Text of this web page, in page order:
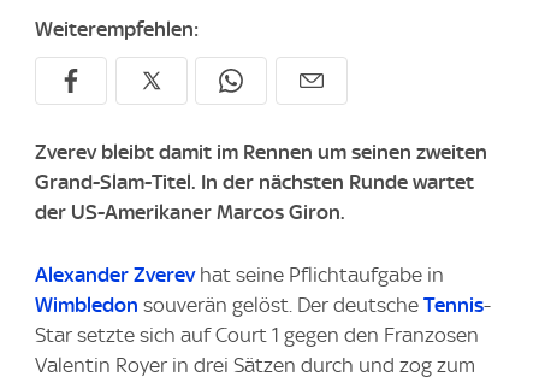
Weiterempfehlen:
Zverev bleibt damit im Rennen um seinen zweiten
Grand-Slam-Titel. In der nächsten Runde wartet
der US-Amerikaner Marcos Giron.
Alexander Zverevhat seine Pflichtaufgabe in
Wimbledon souverän gelöst. Der deutsche Tennis-
Star setzte sich auf Court 1 gegen den Franzosen
Valentin Royer in drei Sätzen durch und zog zum